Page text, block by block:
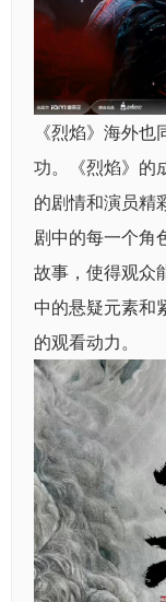
《烈焰》海外
功。《烈焰》的
的剧情和演员精
剧中的每一个角
故事，使得观众
中的悬疑元素和
的观看动力。